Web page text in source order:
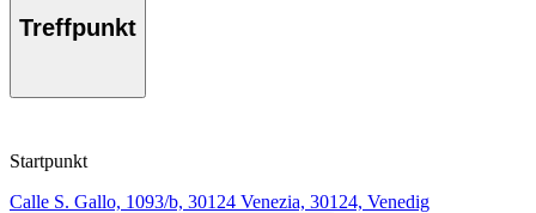
Treffpunkt
Startpunkt
Calle S. Gallo, 1093/b, 30124 Venezia, 30124, Venedig